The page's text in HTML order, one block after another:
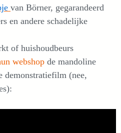
van Börner, gegarandeerd
en andere schadelijke
of huishoudbeurs
webshop de mandoline
demonstratiefilm (nee,